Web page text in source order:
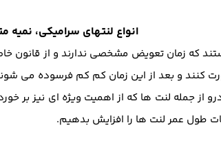
انواع لنتهای سرامیکی، نمیه
که زمان تعویض مشخصی ندارند و از قانون
کنند و بعد از این زمان کم کم فرسوده می
از جمله لنت ها که از اهمیت ویژه ای نیز بر
طول عمر لنت ها را افزایش بدهیم.